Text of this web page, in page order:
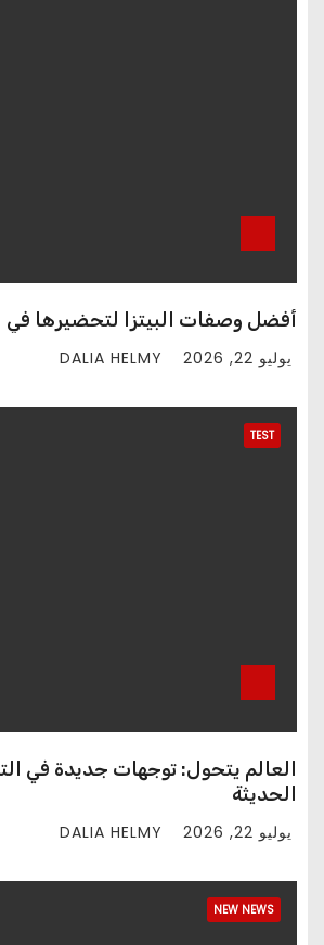
أفضل وصفات البيتزا لتحضيرها في
يوليو 22, 2026 DALIA HELMY
TEST
العالم يتحول: توجهات جديدة في
الحديثة
يوليو 22, 2026 DALIA HELMY
NEW NEWS